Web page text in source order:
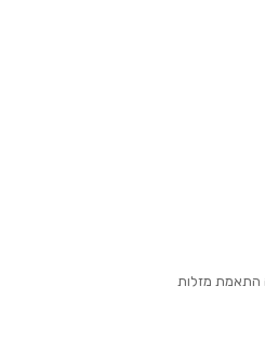
התאמת מזלות